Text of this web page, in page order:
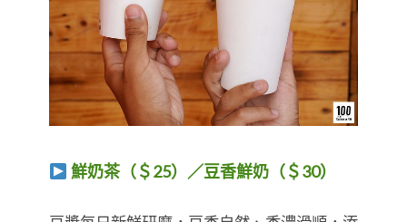
鮮奶茶（＄25）／豆香鮮奶（＄30）